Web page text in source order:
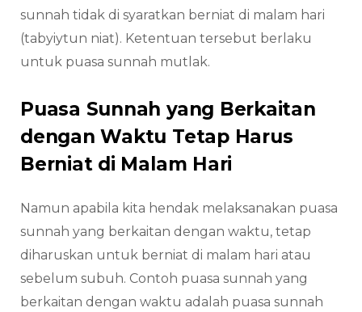
sunnah tidak di syaratkan berniat di malam hari
(tabyiytun niat). Ketentuan tersebut berlaku
untuk puasa sunnah mutlak.
Puasa Sunnah yang Berkaitan
dengan Waktu Tetap Harus
Berniat di Malam Hari
Namun apabila kita hendak melaksanakan puasa
sunnah yang berkaitan dengan waktu, tetap
diharuskan untuk berniat di malam hari atau
sebelum subuh. Contoh puasa sunnah yang
berkaitan dengan waktu adalah puasa sunnah